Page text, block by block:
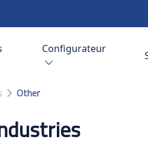
Configurateur
Other